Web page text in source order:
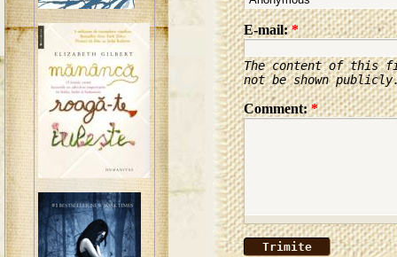
E-mail:*
The content of this
not be shown
Comment:*